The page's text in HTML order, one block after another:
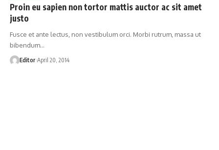
Proin eu sapien non tortor mattis auctor ac sit amet
justo
Fusce et ante lectus, non vestibulum orci. Morbi rutrum, massa ut
bibendum…
Editor April 20, 2014